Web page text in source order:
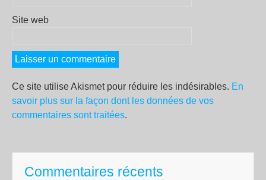
Site web
Ce site utilise Akismet pour réduire les indésirables. En
savoir plus sur la façon dont les données de vos
commentaires sont traitées.
Commentaires récents